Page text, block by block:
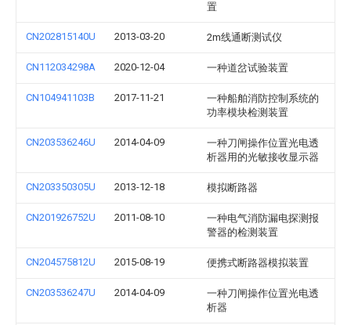
置
CN202815140U 2013-03-20 2m线通断测试仪
CN112034298A 2020-12-04 一种道岔试验装置
CN104941103B 2017-11-21
一种船舶消防控制系统的
功率模块检测装置
CN203536246U 2014-04-09
一种刀闸操作位置光电透
析器用的光敏接收显示器
CN203350305U 2013-12-18 模拟断路器
CN201926752U 2011-08-10
一种电气消防漏电探测报
警器的检测装置
CN204575812U 2015-08-19 便携式断路器模拟装置
CN203536247U 2014-04-09
一种刀闸操作位置光电透
析器